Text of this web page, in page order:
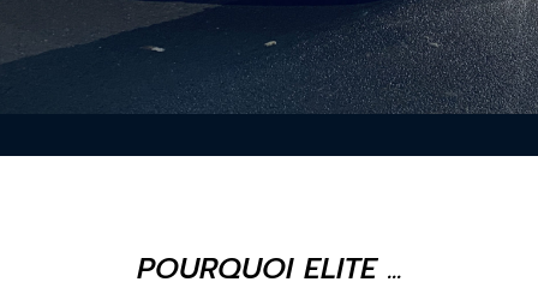
POURQUOI ELITE ...